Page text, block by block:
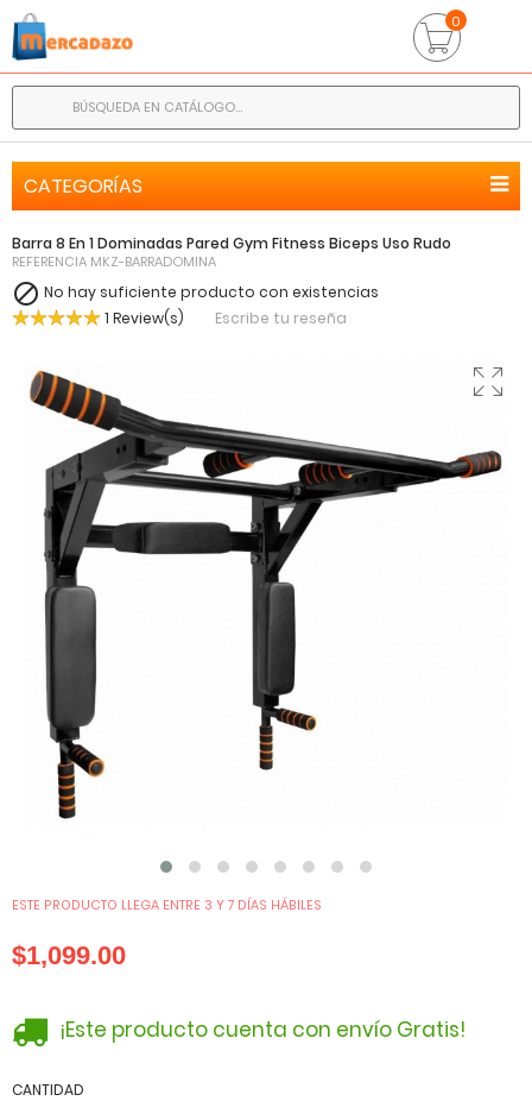
0
CATEGORÍAS
Barra 8 En 1 Dominadas Pared Gym Fitness Biceps Uso Rudo
REFERENCIA MKZ-BARRADOMINA
 No hay suficiente producto con existencias
1 Review(s)
Escribe tu reseña
ESTE PRODUCTO LLEGA ENTRE 3 Y 7 DÍAS HÁBILES
$1,099.00
¡Este producto cuenta con envío Gratis!
CANTIDAD